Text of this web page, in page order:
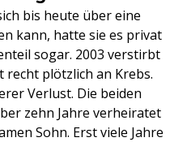
bis heute über eine
kann, hatte sie es privat
sogar. 2003 verstirbt
recht plötzlich an Krebs.
Verlust. Die beiden
zehn Jahre verheiratet
Sohn. Erst viele Jahre